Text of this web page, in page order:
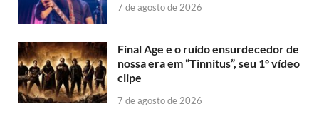
7 de agosto de 2026
Final Age e o ruído ensurdecedor de
nossa era em “Tinnitus”, seu 1º vídeo
clipe
7 de agosto de 2026